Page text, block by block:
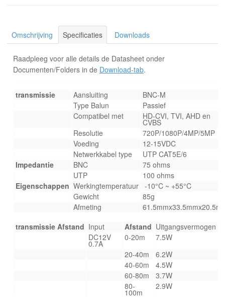
Omschrijving Specificaties Downloads
Raadpleeg voor alle details de Datasheet onder
Documenten/Folders in de Download-tab.
transmissie Aansluiting
BNC-M
Type Balun
Passief
Compatibel met
HD-CVI, TVI, AHD en
CVBS
Resolutie
720P/1080P/4MP/5MP
Voeding
12-15VDC
Netwerkkabel type
UTP CAT5E/6
Impedantie
BNC
75 ohms
UTP
100 ohms
Eigenschappen Werkingtemperatuur -10°C ~ +55°C
Gewicht
85g
Afmeting
transmissie Afstand Input Afstand Uitgangsvermogen
DC12V
0.7A
0-20m
7.5W
20-40m
6.2W
40-60m
4.5W
60-80m
3.7W
80-
100m
2.9W